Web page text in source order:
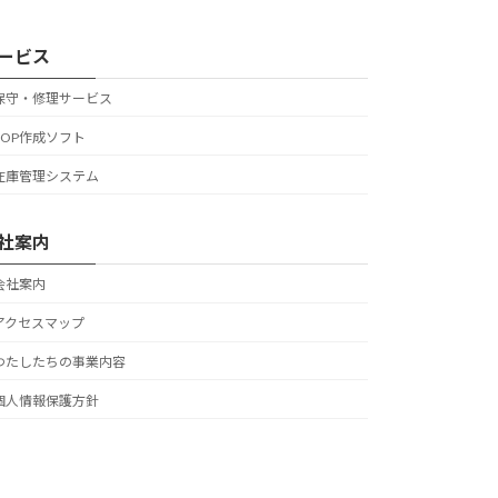
ビス
守・修理サービス
作成ソフト
庫管理システム
案内
社案内
クセスマップ
たしたちの事業内容
人情報保護方針